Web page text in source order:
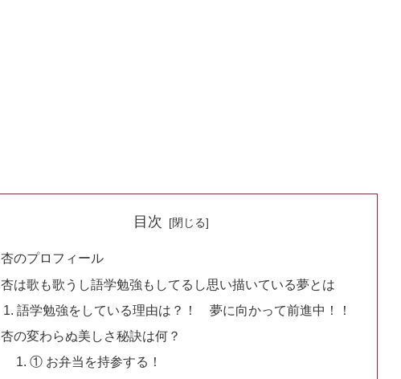
目次
杏のプロフィール
杏は歌も歌うし語学勉強もしてるし思い描いている夢とは
語学勉強をしている理由は？！ 夢に向かって前進中！！
杏の変わらぬ美しさ秘訣は何？
① お弁当を持参する！